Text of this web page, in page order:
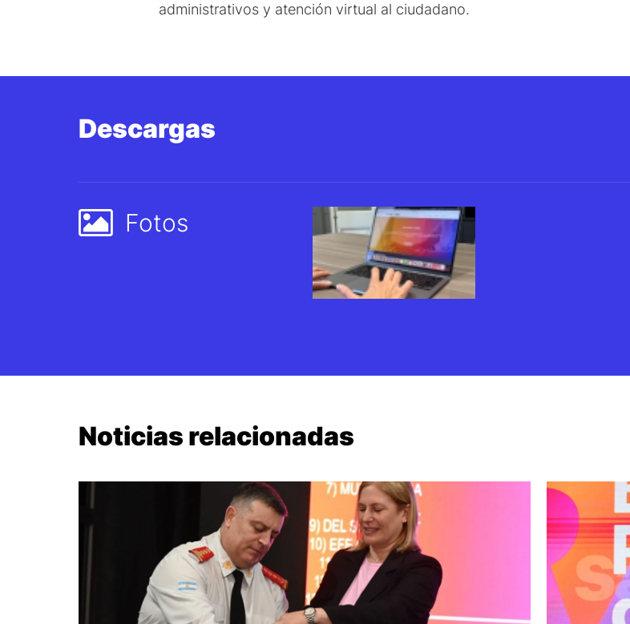
administrativos y atención virtual al ciudadano.
Descargas
Fotos
Noticias relacionadas